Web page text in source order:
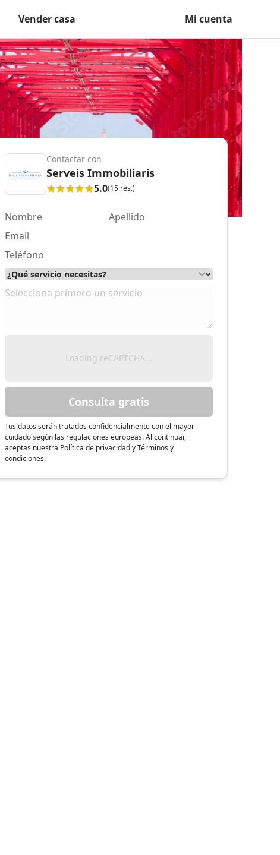
Vender casa Mi cuenta
Contactar con
Serveis Immobiliaris
5.0(15 res.)
Loading reCAPTCHA...
Consulta gratis
Tus datos serán tratados confidencialmente con el mayor
cuidado según las regulaciones europeas. Al continuar,
aceptas nuestra Política de privacidad y Términos y
condiciones.